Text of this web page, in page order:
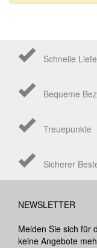
Schnelle
Bequeme
Treuepunkte
Sicherer
NEWSLETTER
Melden Sie sich für
keine Angebote